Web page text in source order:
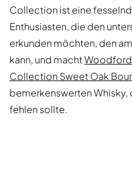
Collection ist eine
Enthusiasten, die den
erkunden möchten, den
kann, und machtWoodford
Collection Sweet Oak
bemerkenswerten Whisky,
fehlen sollte.